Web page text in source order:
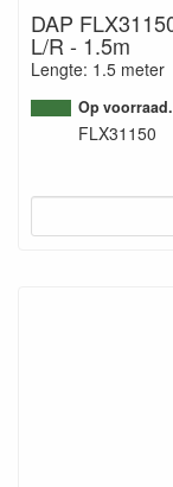
DAP
L/R - 1.5m
Lengte: 1.5 meter
Op
FLX31150